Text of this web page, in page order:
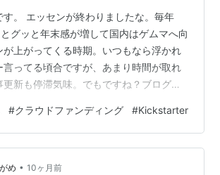
す。 エッセンが終わりましたな。毎年
グッと年末感が増して国内はゲムマへ向
が上がってくる時期。いつもなら浮かれ
言ってる頃合ですが、あまり時間が取れ
新も停滞気味。でもですね？ブログ書
ションはキャーキャー言ってます。気に
の10月末日、気になるKickボドゲも油断
ェクトが並んでおりますよ！ John
House Reprint Lord of Loot - an
#クラウドファンディング #Kickstarter
め • 10ヶ月前